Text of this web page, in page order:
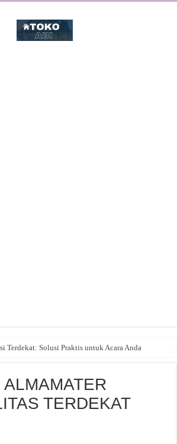
Terdekat: Solusi Praktis untuk Acara Anda
Anda – Solusi Praktis dan Efisien
TERDEKAT